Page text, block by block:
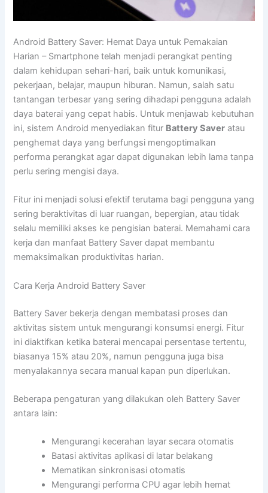
Android Battery Saver: Hemat Daya untuk Pemakaian
Harian – Smartphone telah menjadi perangkat penting
dalam kehidupan sehari-hari, baik untuk komunikasi,
pekerjaan, belajar, maupun hiburan. Namun, salah satu
tantangan terbesar yang sering dihadapi pengguna adalah
daya baterai yang cepat habis. Untuk menjawab kebutuhan
ini, sistem Android menyediakan fitur Battery Saver atau
penghemat daya yang berfungsi mengoptimalkan
performa perangkat agar dapat digunakan lebih lama tanpa
perlu sering mengisi daya.
Fitur ini menjadi solusi efektif terutama bagi pengguna yang
sering beraktivitas di luar ruangan, bepergian, atau tidak
selalu memiliki akses ke pengisian baterai. Memahami cara
kerja dan manfaat Battery Saver dapat membantu
memaksimalkan produktivitas harian.
Cara Kerja Android Battery Saver
Battery Saver bekerja dengan membatasi proses dan
aktivitas sistem untuk mengurangi konsumsi energi. Fitur
ini diaktifkan ketika baterai mencapai persentase tertentu,
biasanya 15% atau 20%, namun pengguna juga bisa
menyalakannya secara manual kapan pun diperlukan.
Beberapa pengaturan yang dilakukan oleh Battery Saver
antara lain:
Mengurangi kecerahan layar secara otomatis
Batasi aktivitas aplikasi di latar belakang
Mematikan sinkronisasi otomatis
Mengurangi performa CPU agar lebih hemat